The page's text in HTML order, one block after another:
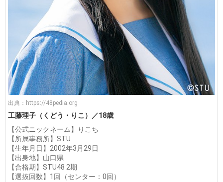
出典： https://48pedia.org
工藤理子（くどう・りこ）／18歳
【公式ニックネーム】りこち
【所属事務所】STU
【生年月日】2002年3月29日
【出身地】山口県
【合格期】STU48 2期
【選抜回数】1回（センター：0回）